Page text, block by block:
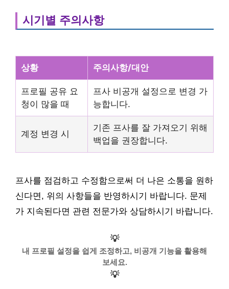
시기별 주의사항
상황 주의사항/대안
프로필 공유 요
청이 많을 때
프사 비공개 설정으로 변경 가
능합니다.
계정 변경 시
기존 프사를 잘 가져오기 위해
백업을 권장합니다.
프사를 점검하고 수정함으로써 더 나은 소통을 원하
신다면, 위의 사항들을 반영하시기 바랍니다. 문제
가 지속된다면 관련 전문가와 상담하시기 바랍니다.
💡
내 프로필 설정을 쉽게 조정하고, 비공개 기능을 활용해
보세요.
💡